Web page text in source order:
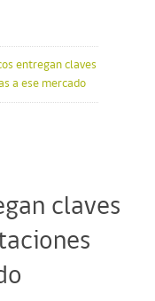
entregan claves
a ese mercado
claves